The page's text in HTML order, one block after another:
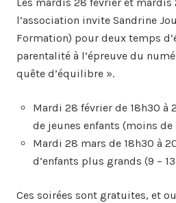
Les mardis 28 février et mardis
l’association invite Sandrine
Formation) pour deux temps
parentalité à l’épreuve du
quête d’équilibre ».
Mardi 28 février de 18h30 à
de jeunes enfants (moins de
Mardi 28 mars de 18h30 à
d’enfants plus grands (9 –
Ces soirées sont gratuites, et